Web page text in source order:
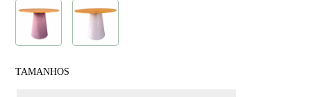
TAMANHOS